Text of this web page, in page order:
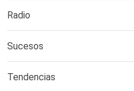
Radio
Sucesos
Tendencias